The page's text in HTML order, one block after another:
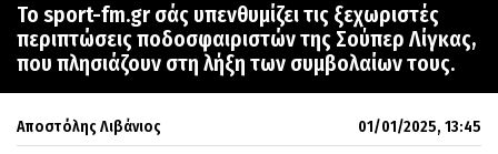
Το sport-fm.gr σάς υπενθυμίζει τις ξεχωριστές
περιπτώσεις ποδοσφαιριστών της Σούπερ Λίγκας,
που πλησιάζουν στη λήξη των συμβολαίων τους.
Αποστόλης Λιβάνιος 01/01/2025, 13:45